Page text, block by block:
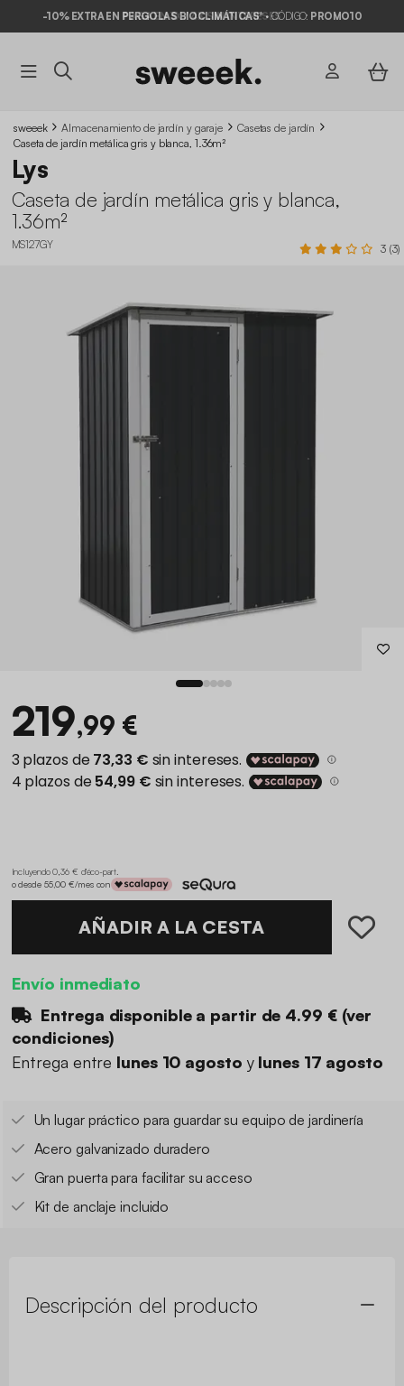
-10% EXTRA EN PERGOLAS BIOCLIMÁTICAS* · CÓDIGO: PROMO10
PAGA EN 3X / 4X SIN INTERESES
sweeek Almacenamiento de jardín y garaje
Casetas de jardín
Caseta de jardín metálica gris y blanca, 1.36m²
Lys
Caseta de jardín metálica gris y blanca,
1.36m²
MS127GY 3 (3)
219,99 €
Incluyendo 0,36 € d'éco-part.
o desde 55,00 €/mes con
AÑADIR A LA CESTA
Envío inmediato
Entrega disponible a partir de 4.99 €(ver
condiciones)
Entrega entre lunes 10 agosto y lunes 17 agosto
Un lugar práctico para guardar su equipo de jardinería
Acero galvanizado duradero
Gran puerta para facilitar su acceso
Kit de anclaje incluido
Descripción del producto